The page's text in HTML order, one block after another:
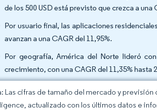
de los 500 USD está previsto que crezca a una
Por usuario final, las aplicaciones
avanzan a una CAGR del 11,95%.
Por geografía, América del Norte lideró
crecimiento, con una CAGR del 11,35% hasta
Las cifras de tamaño del mercado y
actualizado con los últimos datos e